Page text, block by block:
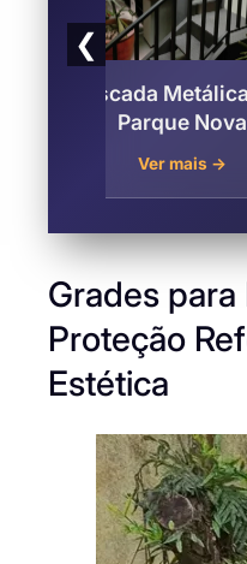
❮
Escada
Parque Nova
Esperança São
Ver mais →
Grades para
Proteção
Estética